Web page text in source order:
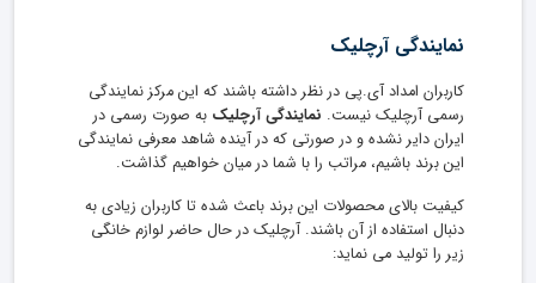
نمایندگی آرچلیک
کاربران امداد آی.پی در نظر داشته باشند که این مرکز نمایندگی
رسمی آرچلیک نیست. نمایندگی آرچلیک به صورت رسمی در
ایران دایر نشده و در صورتی که در آینده شاهد معرفی نمایندگی
این برند باشیم، مراتب را با شما در میان خواهیم گذاشت.
کیفیت بالای محصولات این برند باعث شده تا کاربران زیادی به
دنبال استفاده از آن باشند. آرچلیک در حال حاضر لوازم خانگی
زیر را تولید می نماید: